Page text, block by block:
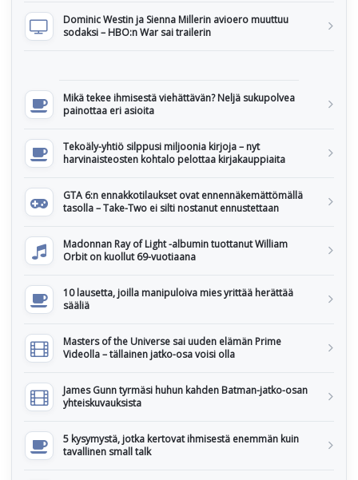
Dominic Westin ja Sienna Millerin avioero muuttuu
sodaksi – HBO:n War sai trailerin
Mikä tekee ihmisestä viehättävän? Neljä sukupolvea
painottaa eri asioita
Tekoäly-yhtiö silppusi miljoonia kirjoja – nyt
harvinaisteosten kohtalo pelottaa kirjakauppiaita
GTA 6:n ennakkotilaukset ovat ennennäkemättömällä
tasolla – Take-Two ei silti nostanut ennustettaan
Madonnan Ray of Light -albumin tuottanut William
Orbit on kuollut 69-vuotiaana
10 lausetta, joilla manipuloiva mies yrittää herättää
sääliä
Masters of the Universe sai uuden elämän Prime
Videolla – tällainen jatko-osa voisi olla
James Gunn tyrmäsi huhun kahden Batman-jatko-osan
yhteiskuvauksista
5 kysymystä, jotka kertovat ihmisestä enemmän kuin
tavallinen small talk